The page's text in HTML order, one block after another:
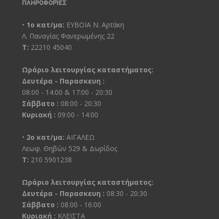
ΠΛΗΡΟΦΟΡΊΕΣ
• 1ο κατ/μα: ΕΥΒΟΙΑ Ν. Αρτάκη
Λ. Παναγίας Φανερωμένης 22
Τ: 22210 45040
Ωράριο λειτουργίας καταστήματος:
Δευτέρα - Παρασκευη :
08:00 - 14:00 & 17:00 - 20:30
Σάββατο : 08:00 - 20:30
Κυριακή : 09:00 - 14:00
• 2ο κατ/μα: ΑΙΓΑΛΕΩ
Λεωφ. Θηβών 529 & Δωρίδος
Τ: 210 5901238
Ωράριο λειτουργίας καταστήματος:
Δευτέρα - Παρασκευη : 08:30 - 20:30
Σάββατο : 08:00 - 16:00
Κυριακή : ΚΛΕΙΣΤΑ